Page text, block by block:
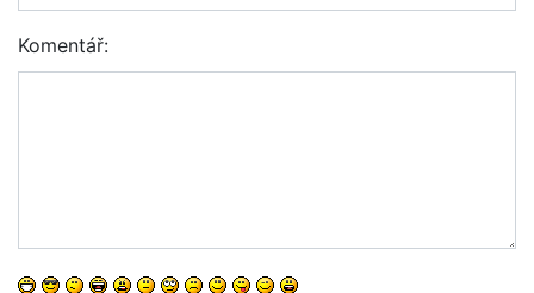
Komentář: